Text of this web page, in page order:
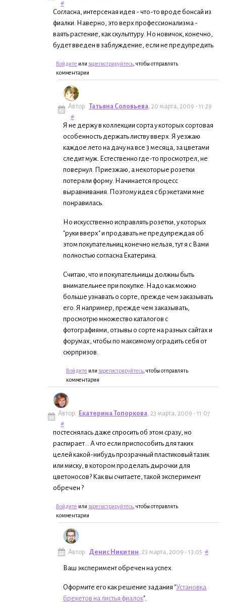
#
Согласна, интерсеная идея - что-то вроде бонсай из
фиалки. Наверно, это верх профессионализма -
ваять растение, как скульптуру. Но новичок, конечно,
будет введен в заблуждение, если не предупредить
Войдите или зарегистрируйтесь , чтобы отправлять
комментарии
Автор: Татьяна Соловьева, 20 марта, 2009 - 11:29
#
Я не держу в коллекции сорта у которых сортовая
особенность держать листву вверх. Я уезжаю
каждое лето на дачу на все 3 месяца, за цветами
следит муж. Естественно где-то просмотрел, не
повернул. Приезжаю, а некоторые розетки
потеряли форму. Начинается процесс
выравнивания. Поэтому идея с брэкетами мне
понравилась.
Но искусственно исправлять розетки, у которых
"руки вверх" и продавать не предупреждая об
этом покупательниц конечно нельзя, тут я с Вами
полностью согласна Екатерина.
Считаю, что и покупательницы должны быть
внимательнее при покупке. Надо как можно
больше узнавать о сорте, прежде чем заказывать
его. Я например, прежде чем заказывать,
просмотрю множество каталогов с
фотографиями, отзывы о сорте на разных сайтах и
форумах, чтобы по максимому оградить себя от
сюрпризов.
Войдите или зарегистрируйтесь , чтобы отправлять
комментарии
Автор: Екатерина Топоркова, 23 марта, 2009 - 11:07
#
постеснялась даже спросить об этом сразу, но
распирает... А что если приспособить для таких
целей какой-нибудь прозрачный пластиковый тазик
или миску, в котором проделать дырочки для
цветоносов? Как вы считаете, такой эксперимент
обречен ?
Войдите или зарегистрируйтесь , чтобы отправлять
комментарии
Автор: Денис Никитин , 23 марта, 2009 - 13:05 #
Ваш эксперимент обречен на успех.
Оформите его как решение задания "Установка
брекетов на листья фиалок".